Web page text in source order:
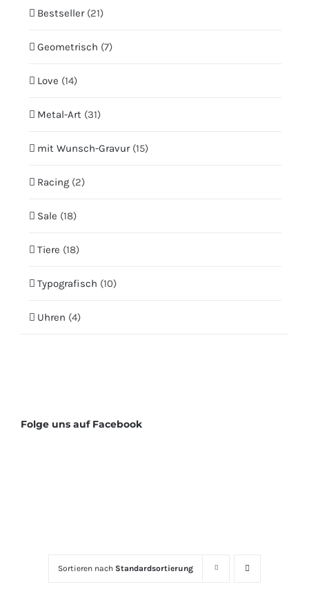
Sortieren nach Standardsortierung
Bestseller (21)
Geometrisch (7)
Love (14)
Metal-Art (31)
mit Wunsch-Gravur (15)
Racing (2)
Sale (18)
Tiere (18)
Typografisch (10)
Uhren (4)
Folge uns auf Facebook